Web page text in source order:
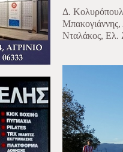
Δ.
Νταλάκος, Ελ.